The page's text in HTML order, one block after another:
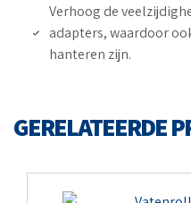
Verhoog de
adapters, waardoor
hanteren zijn.
GERELATEERDE